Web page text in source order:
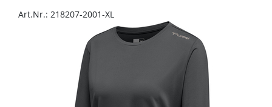
Art.Nr.: 218207-2001-XL